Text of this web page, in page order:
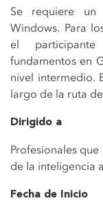
Se requiere un
Windows. Para
el
fundamentos en
nivel intermedio.
largo de la ruta
Dirigido a
Profesionales
de la inteligencia
Fecha de Inicio